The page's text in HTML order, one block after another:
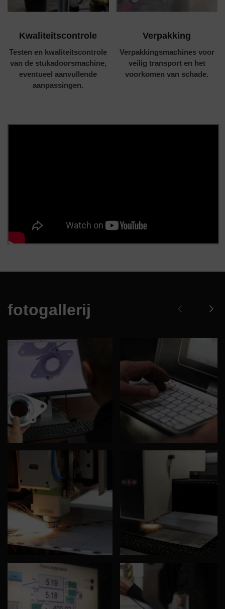
Kwaliteitscontrole
Testen en kwaliteitscontrole
van de stukadoorsmachine,
eventueel aanvullende
aanpassingen.
Verpakking
Verpakkingsmachines voor
veilig transport en het
voorkomen van schade.
fotogallerij